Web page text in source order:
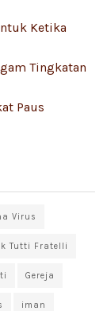
Ketika
Tingkatan
Paus
Virus
Tutti Fratelli
Gereja
iman